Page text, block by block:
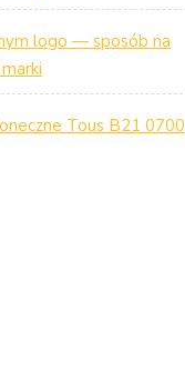
logo — sposób na
Tous B21 0700